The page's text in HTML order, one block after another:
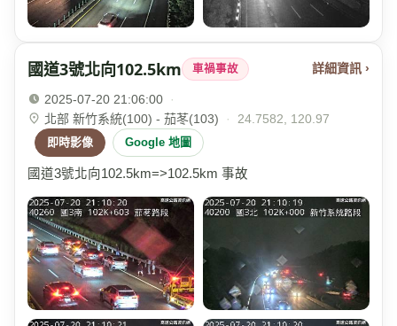
國道3號北向102.5km 車禍事故 詳細資訊 ›
2025-07-20 21:06:00
·
北部 新竹系統(100) - 茄苳(103)
· 24.7582, 120.97
即時影像 Google 地圖
國道3號北向102.5km=>102.5km 事故